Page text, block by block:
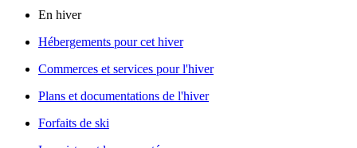
En hiver
Hébergements pour cet hiver
Commerces et services pour l'hiver
Plans et documentations de l'hiver
Forfaits de ski